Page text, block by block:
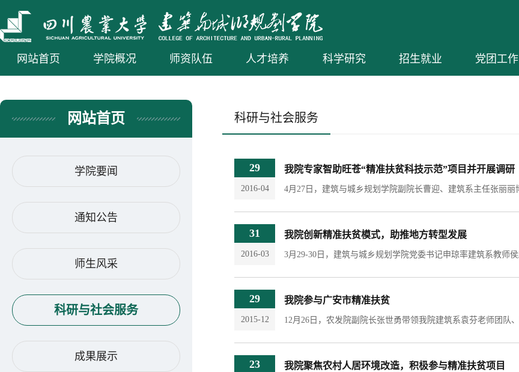
网站首页 学院概况 师资队伍 人才培养 科学研究 招生就业 党团工作
网站首页
学院要闻
通知公告
师生风采
科研与社会服务
成果展示
科研与社会服务
29
2016-04
我院专家智助旺苍“精准扶贫科技示范”项目并开展调研
31
2016-03
我院创新精准扶贫模式，助推地方转型发展
29
2015-12
我院参与广安市精准扶贫
23 我院聚焦农村人居环境改造，积极参与精准扶贫项目